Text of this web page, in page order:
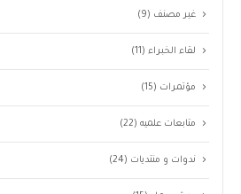
غير مصنف (9)
لقاء الخبراء(11)
مؤتمرات (15)
متابعات علميه(22)
ندوات و منتديات (24)